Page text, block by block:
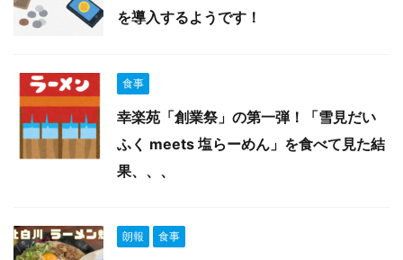
を導入するようです！
食事
幸楽苑「創業祭」の第一弾！「雪見だい
ふく meets 塩らーめん」を食べて見た結
果、、、
朗報 食事